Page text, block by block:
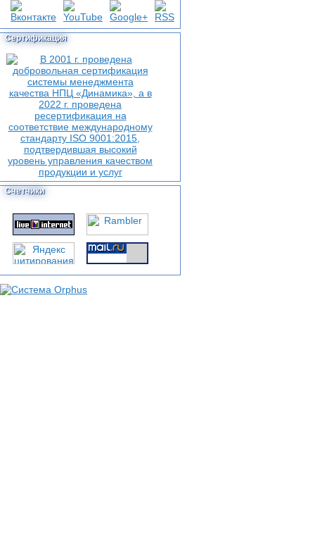
Сертификация
Счетчики